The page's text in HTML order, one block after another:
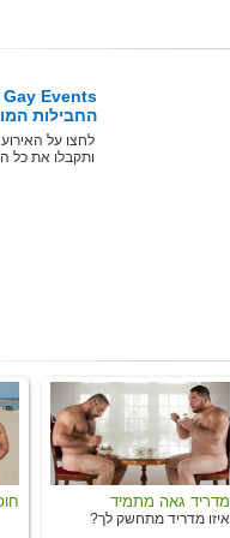
Gay Events
החבילות
לחצו על האירוע
ותקבלו את כל
מדריד גאה מתמיד
איזו מדריד מתחשק לך?